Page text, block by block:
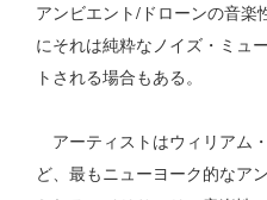
アンビエント/ドローンの音楽
にそれは純粋なノイズ・ミュ
トされる場合もある。
アーティストはウィリアム
ど、最もニューヨーク的なア